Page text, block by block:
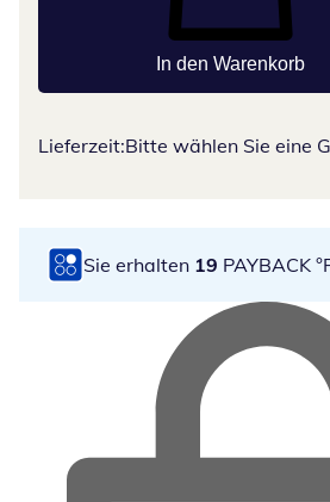
In den Warenkorb
Lieferzeit:Bitte wählen Sie eine
Sie erhalten 19 PAYBACK